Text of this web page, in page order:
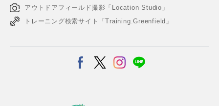
アウトドアフィールド撮影「Location Studio」
トレーニング検索サイト「Training.Greenfield」